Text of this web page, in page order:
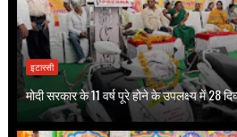
इटारसी
मोदी सरकार के 11 वर्ष पूरे होने के उपलक्ष्य में 28